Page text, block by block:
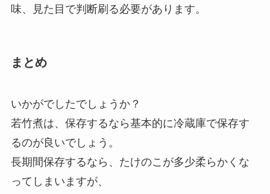
味、見た目で判断刷る必要があります。
まとめ
いかがでしたでしょうか？
若竹煮は、保存するなら基本的に冷蔵庫で保存す
るのが良いでしょう。
長期間保存するなら、たけのこが多少柔らかくな
ってしまいますが、